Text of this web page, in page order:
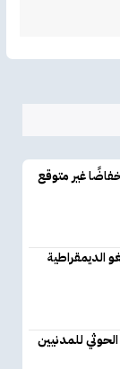
غير متوقع
الديمقراطية
للمدنيين